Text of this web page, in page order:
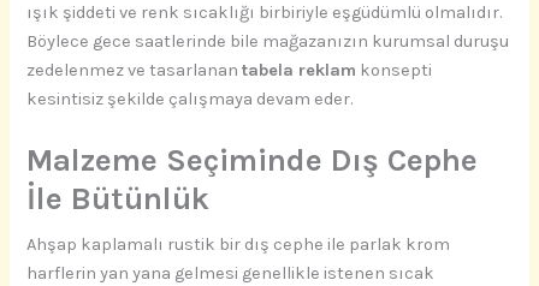
ışık şiddeti ve renk sıcaklığı birbiriyle eşgüdümlü olmalıdır.
Böylece gece saatlerinde bile mağazanızın kurumsal duruşu
zedelenmez ve tasarlanantabela reklam konsepti
kesintisiz şekilde çalışmaya devam eder.
Malzeme Seçiminde Dış Cephe
İle Bütünlük
Ahşap kaplamalı rustik bir dış cephe ile parlak krom
harflerin yan yana gelmesi genellikle istenen sıcak